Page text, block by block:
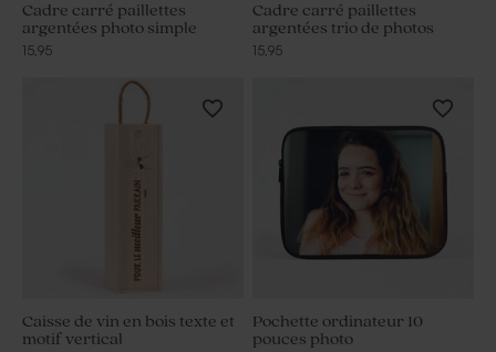
Cadre carré paillettes
argentées photo simple
15,95
Cadre carré paillettes
argentées trio de photos
15,95
Caisse de vin en bois texte et
motif vertical
Pochette ordinateur 10
pouces photo